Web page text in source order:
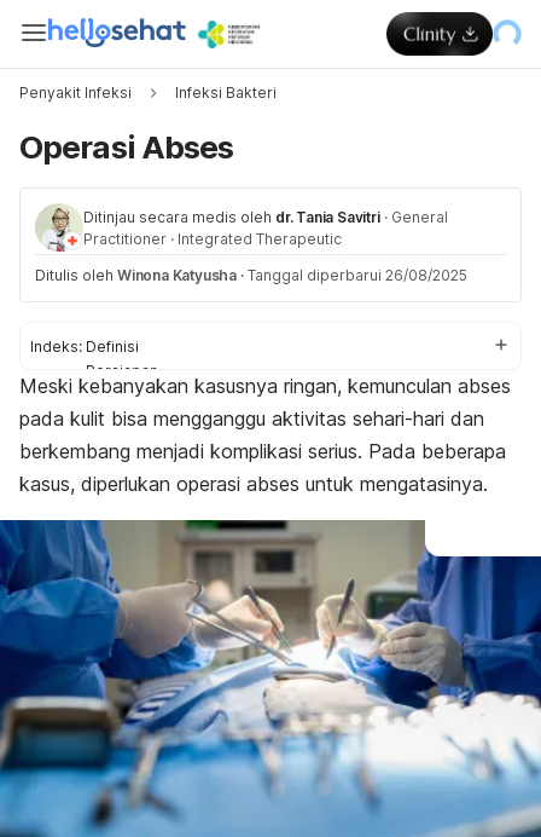
Penyakit Infeksi Infeksi Bakteri
Operasi Abses
Ditinjau secara medis oleh dr. Tania Savitri · General
Practitioner · Integrated Therapeutic
Ditulis oleh Winona Katyusha · Tanggal diperbarui 26/08/2025
Indeks: Definisi
Persiapan
Prosedur
Pasca
Risiko
Meski kebanyakan kasusnya ringan, kemunculan abses
pada kulit bisa mengganggu aktivitas sehari-hari dan
berkembang menjadi komplikasi serius. Pada beberapa
kasus, diperlukan operasi abses untuk mengatasinya.